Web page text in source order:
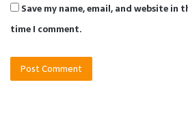
Save my name, email, and website in
time I comment.